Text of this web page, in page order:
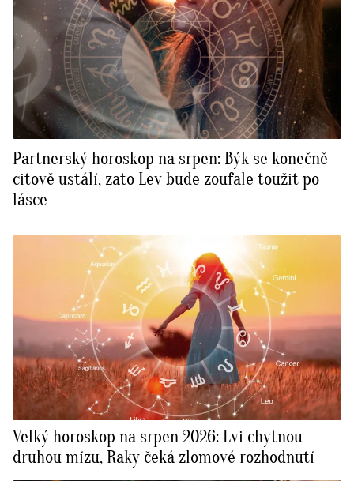
Partnerský horoskop na srpen: Býk se konečně
citově ustálí, zato Lev bude zoufale toužit po
lásce
Velký horoskop na srpen 2026: Lvi chytnou
druhou mízu, Raky čeká zlomové rozhodnutí